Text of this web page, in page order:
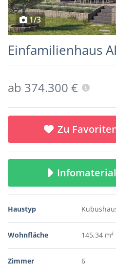
1/3
Einfamilienhaus
ab 374.300 €
Zu
Haustyp
Wohnfläche 145,34 m²
Zimmer 6